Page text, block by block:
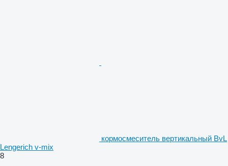
кормосмеситель вертикальный BvL
Lengerich v-mix
8